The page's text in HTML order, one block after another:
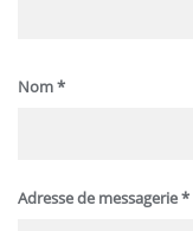
Nom*
Adresse de messagerie*